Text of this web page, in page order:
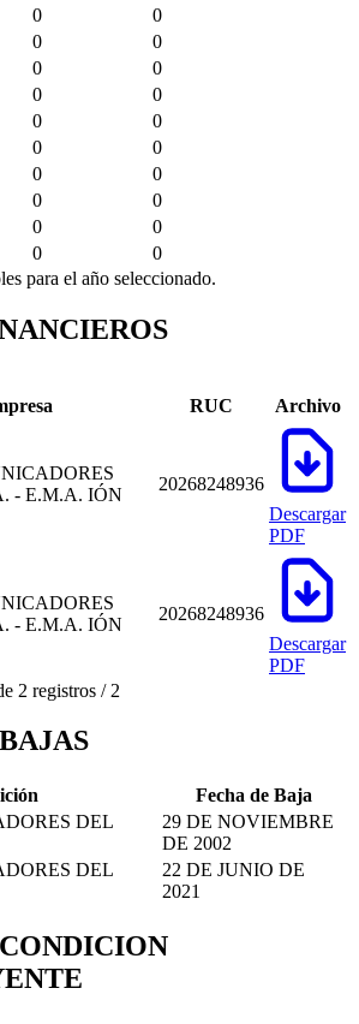
0
0
0
0
0
0
0
0
0
0
0
0
0
0
0
0
0
0
0
0
para el año seleccionado.
RUC Archivo
- E.M.A. IÓN
20268248936
Descargar
PDF
- E.M.A. IÓN
20268248936
Descargar
PDF
2 registros / 2
Fecha de Baja
DEL
29 DE NOVIEMBRE
DE 2002
DEL
22 DE JUNIO DE
2021